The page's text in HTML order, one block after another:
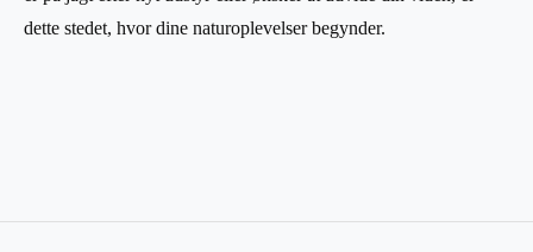
dette stedet, hvor dine naturoplevelser begynder.